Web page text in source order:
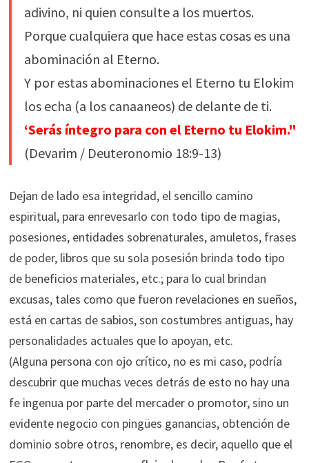
adivino, ni quien consulte a los muertos.
Porque cualquiera que hace estas cosas es una
abominación al Eterno.
Y por estas abominaciones el Eterno tu Elokim
los echa (a los canaaneos) de delante de ti.
‘Serás íntegro para con el Eterno tu Elokim."
(Devarim / Deuteronomio 18:9-13)
Dejan de lado esa integridad, el sencillo camino
espiritual, para enrevesarlo con todo tipo de magias,
posesiones, entidades sobrenaturales, amuletos, frases
de poder, libros que su sola posesión brinda todo tipo
de beneficios materiales, etc.; para lo cual brindan
excusas, tales como que fueron revelaciones en sueños,
está en cartas de sabios, son costumbres antiguas, hay
personalidades actuales que lo apoyan, etc.
(Alguna persona con ojo crítico, no es mi caso, podría
descubrir que muchas veces detrás de esto no hay una
fe ingenua por parte del mercader o promotor, sino un
evidente negocio con pingües ganancias, obtención de
dominio sobre otros, renombre, es decir, aquello que el